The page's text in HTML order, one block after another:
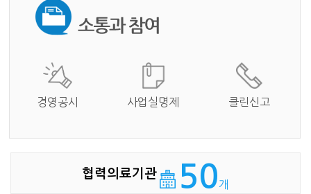
경영공시 사업실명제 클린신고
협력의료기관 50개